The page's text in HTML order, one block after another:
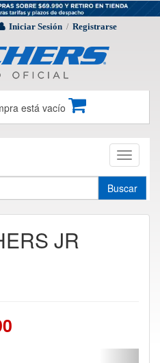
Iniciar Sesión / Registrarse
está vacío
Toggle
Buscar
JR